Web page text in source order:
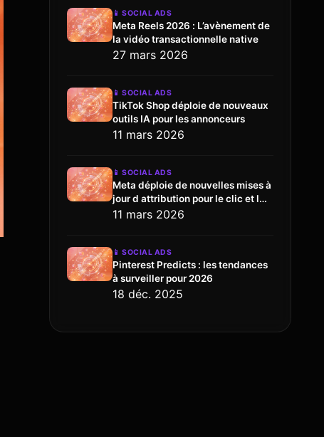
📱 SOCIAL ADS
Meta Reels 2026 : L’avènement de
la vidéo transactionnelle native
27 mars 2026
📱 SOCIAL ADS
TikTok Shop déploie de nouveaux
outils IA pour les annonceurs
11 mars 2026
📱 SOCIAL ADS
Meta déploie de nouvelles mises à
jour d attribution pour le clic et l
engagement
11 mars 2026
📱 SOCIAL ADS
Pinterest Predicts : les tendances
à surveiller pour 2026
18 déc. 2025